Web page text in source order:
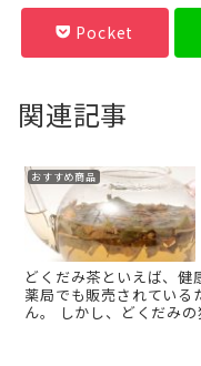
Pocket
関連記事
おすすめ商品
どくだみ茶といえば、
薬局でも販売されている
ん。 しかし、どくだみ